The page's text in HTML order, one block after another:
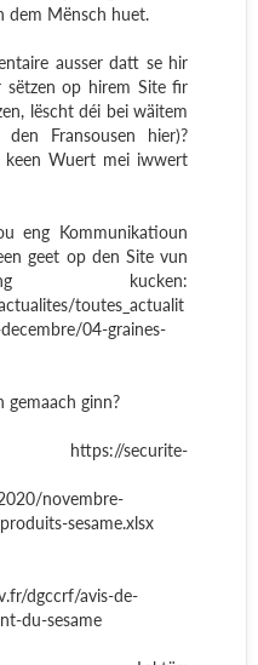
dem Mënsch huet.
ausser datt se hir
sëtzen op hirem Site fir
lëscht déi bei wäitem
Fransousen hier)?
keen Wuert mei iwwert
eng Kommunikatioun
geet op den Site vun
kucken:
toutes_actualit
04-graines-
ginn?
securite-
novembre-
sesame.xlsx
dgccrf/avis-de-
du-sesame